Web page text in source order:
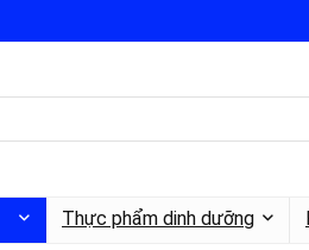
Thực phẩm dinh dưỡng